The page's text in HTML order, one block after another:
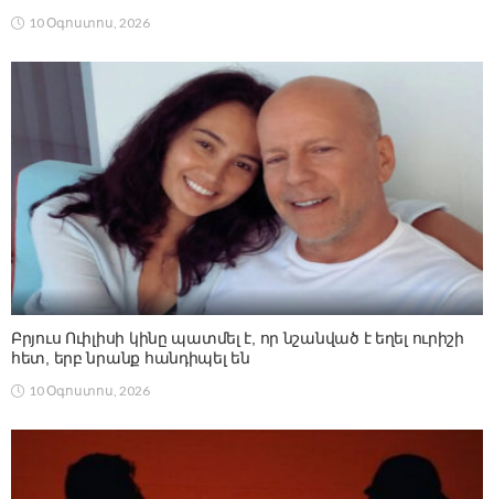
10 Օգոստոս, 2026
Բրյուս Ուիլիսի կինը պատմել է, որ նշանված է եղել ուրիշի
հետ, երբ նրանք հանդիպել են
10 Օգոստոս, 2026